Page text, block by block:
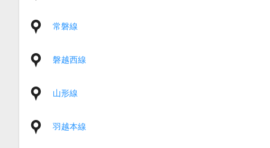
常磐線
磐越西線
山形線
羽越本線